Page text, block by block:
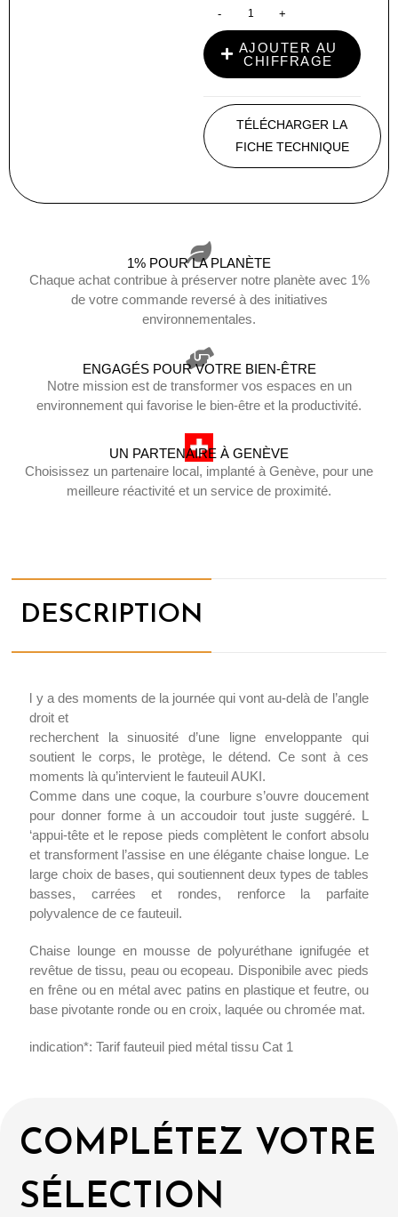
- +
AJOUTER AU
CHIFFRAGE
TÉLÉCHARGER LA
FICHE TECHNIQUE
1% POUR LA PLANÈTE
Chaque achat contribue à préserver notre planète avec 1%
de votre commande reversé à des initiatives
environnementales.
ENGAGÉS POUR VOTRE BIEN-ÊTRE
Notre mission est de transformer vos espaces en un
environnement qui favorise le bien-être et la productivité.
UN PARTENAIRE À GENÈVE
Choisissez un partenaire local, implanté à Genève, pour une
meilleure réactivité et un service de proximité.
DESCRIPTION
l y a des moments de la journée qui vont au-delà de l’angle
droit et
recherchent la sinuosité d’une ligne enveloppante qui
soutient le corps, le protège, le détend. Ce sont à ces
moments là qu’intervient le fauteuil AUKI.
Comme dans une coque, la courbure s’ouvre doucement
pour donner forme à un accoudoir tout juste suggéré. L
‘appui-tête et le repose pieds complètent le confort absolu
et transforment l’assise en une élégante chaise longue. Le
large choix de bases, qui soutiennent deux types de tables
basses, carrées et rondes, renforce la parfaite
polyvalence de ce fauteuil.
Chaise lounge en mousse de polyuréthane ignifugée et
revêtue de tissu, peau ou ecopeau. Disponibile avec pieds
en frêne ou en métal avec patins en plastique et feutre, ou
base pivotante ronde ou en croix, laquée ou chromée mat.
indication*: Tarif fauteuil pied métal tissu Cat 1
COMPLÉTEZ VOTRE
SÉLECTION